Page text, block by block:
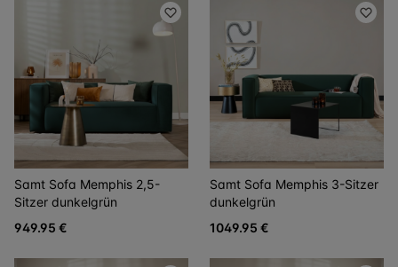
Samt Sofa Memphis 2,5-
Sitzer dunkelgrün
949.95 €
Samt Sofa Memphis 3-Sitzer
dunkelgrün
1049.95 €